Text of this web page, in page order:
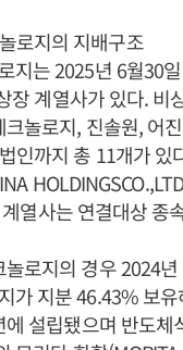
로지의 지배구조
지는 2025년 6월30
장 계열사가 있다. 비
놀로지, 진솔원, 어
인까지 총 11개가 있
열사는 연결대상 종
로지의 경우 2024
가 지분 46.43% 보
설립됐으며 반도체